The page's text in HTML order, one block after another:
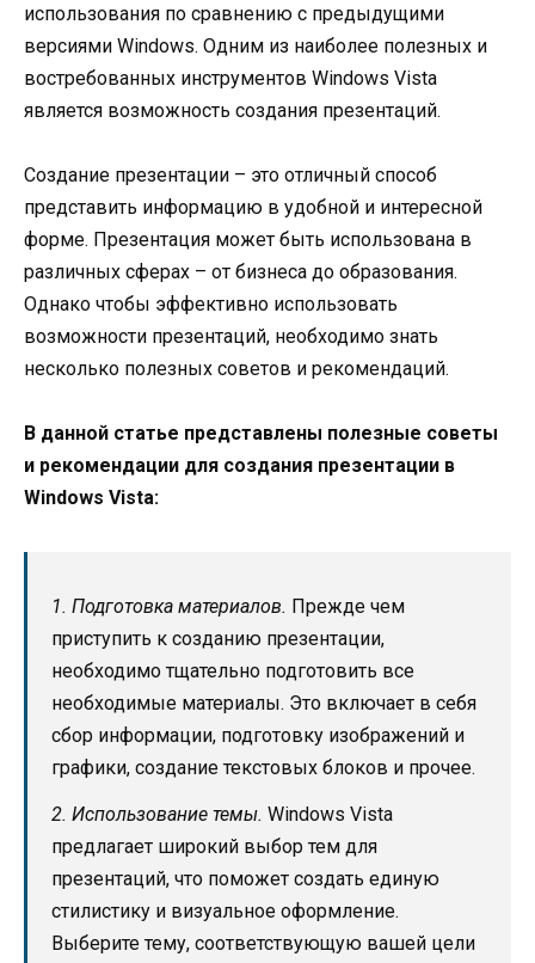
использования по сравнению с предыдущими
версиями Windows. Одним из наиболее полезных и
востребованных инструментов Windows Vista
является возможность создания презентаций.
Создание презентации – это отличный способ
представить информацию в удобной и интересной
форме. Презентация может быть использована в
различных сферах – от бизнеса до образования.
Однако чтобы эффективно использовать
возможности презентаций, необходимо знать
несколько полезных советов и рекомендаций.
В данной статье представлены полезные советы
и рекомендации для создания презентации в
Windows Vista:
1. Подготовка материалов. Прежде чем
приступить к созданию презентации,
необходимо тщательно подготовить все
необходимые материалы. Это включает в себя
сбор информации, подготовку изображений и
графики, создание текстовых блоков и прочее.
2. Использование темы. Windows Vista
предлагает широкий выбор тем для
презентаций, что поможет создать единую
стилистику и визуальное оформление.
Выберите тему, соответствующую вашей цели